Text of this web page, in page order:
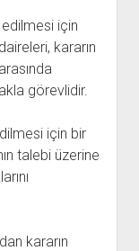
için
kararın
görevlidir.
için bir
talebi üzerine
kararın